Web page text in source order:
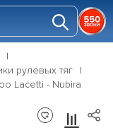
рулевых тяг
Lacetti - Nubira